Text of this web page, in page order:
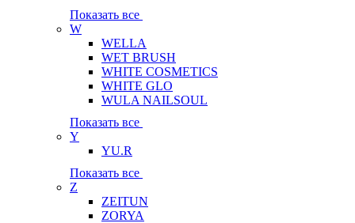
Показать все
W
WELLA
WET BRUSH
WHITE COSMETICS
WHITE GLO
WULA NAILSOUL
Показать все
Y
YU.R
Показать все
Z
ZEITUN
ZORYA